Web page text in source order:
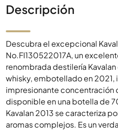
Descripción
Descubra el excepcional
No.FI130522017A, un
renombrada destilería
whisky, embotellado en 2021,
impresionante concentración
disponible en una botella de
Kavalan 2013 se caracteriza
aromas complejos. Es un